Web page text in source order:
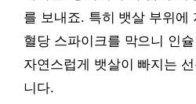
를 보내죠. 특히 뱃살 부위에
혈당 스파이크를 막으니 인
자연스럽게 뱃살이 빠지는
니다.